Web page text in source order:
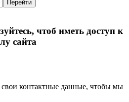
чтоб иметь доступ к
сайта
свои контактные данные, чтобы мы